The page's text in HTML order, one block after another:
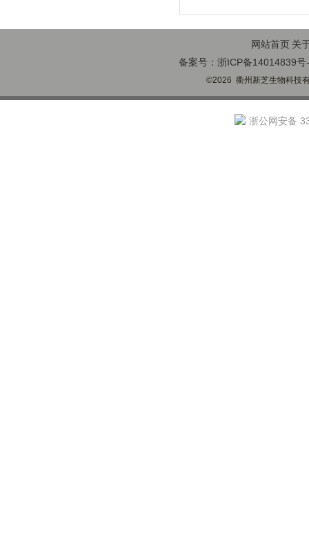
网站首页 关
备案号：浙ICP备14014839号
©2026 衢州新芝生物科技
浙公网安备